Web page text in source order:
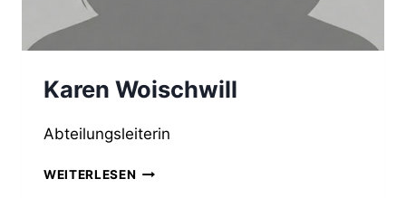
Karen Woischwill
Abteilungsleiterin
WEITERLESENKAREN